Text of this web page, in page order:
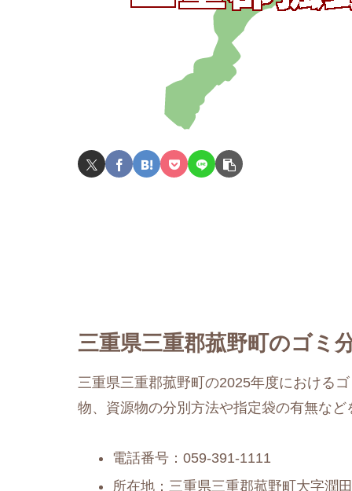
三重県三重郡菰野町のゴミ
三重県三重郡菰野町の2025年度における
物、資源物の分別方法や指定袋の有無など
電話番号：059-391-1111
所在地：三重県三重郡菰野町大字潤